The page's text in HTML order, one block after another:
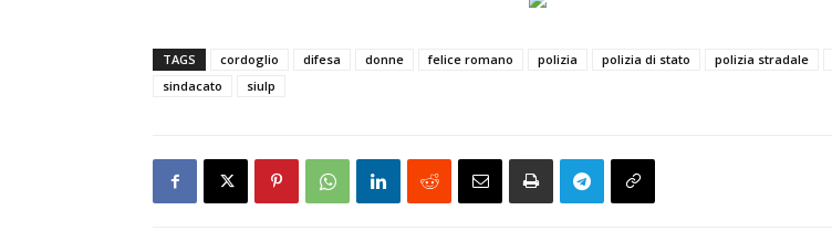
TAGS cordoglio difesa donne felice romano polizia polizia di stato polizia stradale
sindacato
siulp